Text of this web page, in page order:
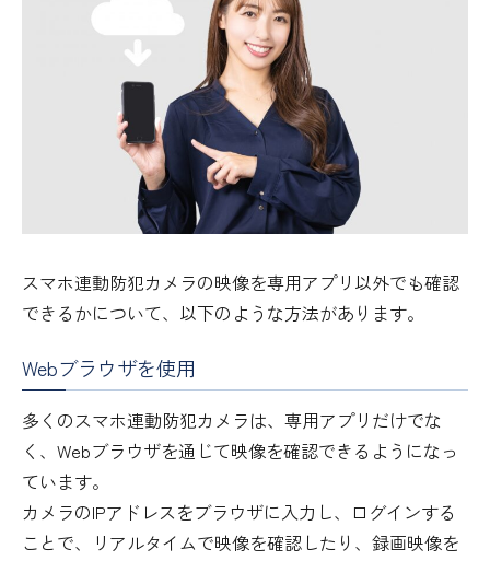
スマホ連動防犯カメラの映像を専用アプリ以外でも確認
できるかについて、以下のような方法があります。
Webブラウザを使用
多くのスマホ連動防犯カメラは、専用アプリだけでな
く、Webブラウザを通じて映像を確認できるようになっ
ています。
カメラのIPアドレスをブラウザに入力し、ログインする
ことで、リアルタイムで映像を確認したり、録画映像を